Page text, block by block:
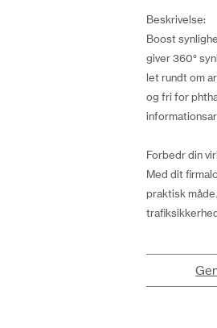
Beskrivelse:
Boost
giver 360°
let rundt om
og fri for
Forbedr din
Med dit
praktisk